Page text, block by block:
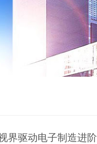
界驱动电子制造进阶